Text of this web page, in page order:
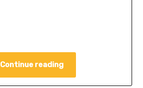
Continue reading